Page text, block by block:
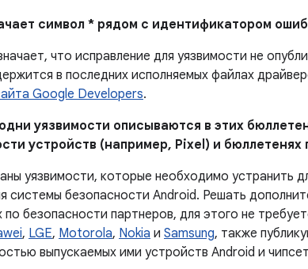
символ * рядом с идентификатором
что исправление для уязвимости не
в последних исполняемых файлах
Google Developers.
уязвимости описываются в этих
устройств (например, Pixel) и бюллетенях
уязвимости, которые необходимо устранить
системы безопасности Android. Решать
по безопасности партнеров, для этого не
, LGE, Motorola, Nokia и Samsung, также
выпускаемых ими устройств Android и